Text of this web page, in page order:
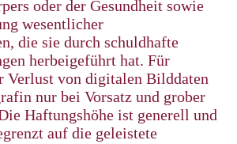
oder der Gesundheit sowie
wesentlicher
die sie durch schuldhafte
herbeigeführt hat. Für
Verlust von digitalen Bilddaten
nur bei Vorsatz und grober
Haftungshöhe ist generell und
auf die geleistete